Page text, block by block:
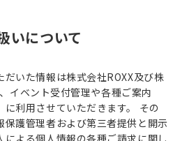
いについて
だいた情報は株式会社ROXX及び株
イベント受付管理や各種ご案内
に利用させていただきます。 その
保護管理者および第三者提供と開示